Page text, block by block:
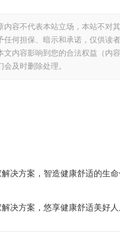
内容不代表本站立场，本站不对
任何担保、暗示和承诺，仅供读
文内容影响到您的合法权益（内
及时删除处理。
决方案，智造健康舒适的生
决方案，悠享健康舒适美好